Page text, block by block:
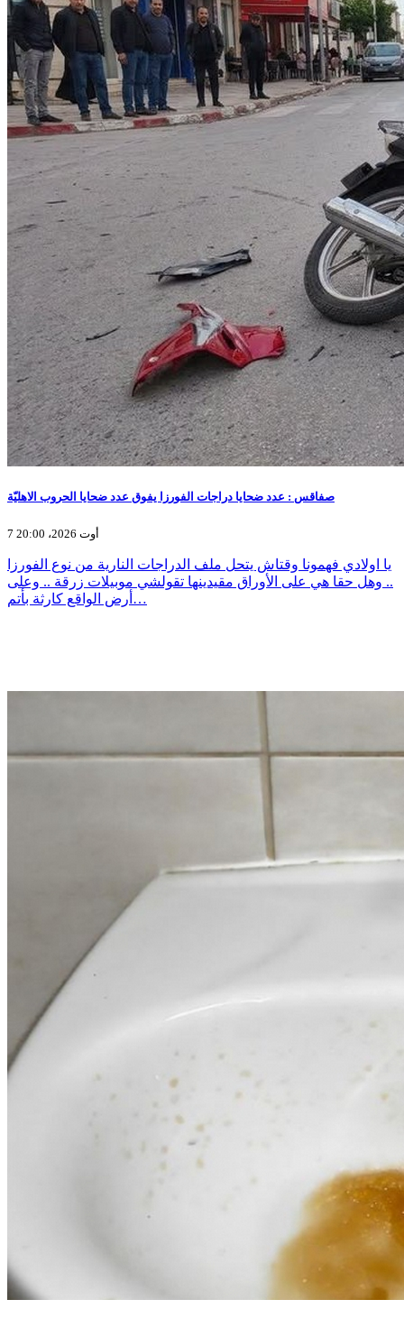
صفاقس : عدد ضحايا دراجات الفورزا يفوق عدد ضحايا الحروب الاهليّة
7 أوت 2026، 20:00
يا اولادي فهمونا وقتاش يتحل ملف الدراجات النارية من نوع الفورزا
.. وهل حقا هي على الأوراق مقيدينها تقولشي موبيلات زرقة .. وعلى
أرض الواقع كارثة بأتم…